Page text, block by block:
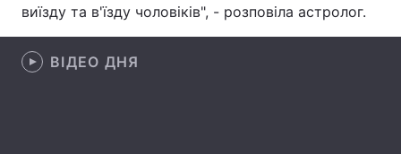
Контакти
Послуги
виїзду та в'їзду чоловіків", - розповіла астролог.
ВІДЕО ДНЯ